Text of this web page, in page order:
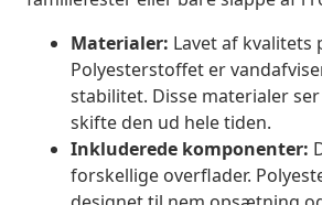
Materialer: Lavet af kvalitets
Polyesterstoffet er
stabilitet. Disse materialer
skifte den ud hele tiden.
Inkluderede komponenter:
forskellige overflader.